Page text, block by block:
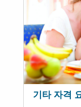
기타 자격